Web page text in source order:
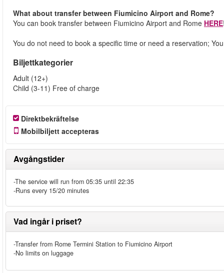
What about transfer between Fiumicino Airport and Rome?
You can book transfer between Fiumicino Airport and Rome HERE
You do not need to book a specific time or need a reservation;
Biljettkategorier
Adult (12+)
Child (3-11) Free of charge
Direktbekräftelse
Mobilbiljett accepteras
Avgångstider
-The service will run from 05:35 until 22:35
-Runs every 15/20 minutes
Vad ingår i priset?
-Transfer from Rome Termini Station to Fiumicino Airport
-No limits on luggage